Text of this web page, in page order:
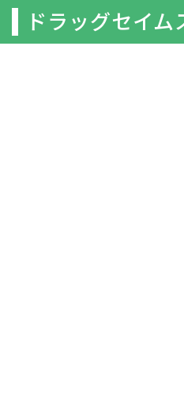
ドラッグセイム